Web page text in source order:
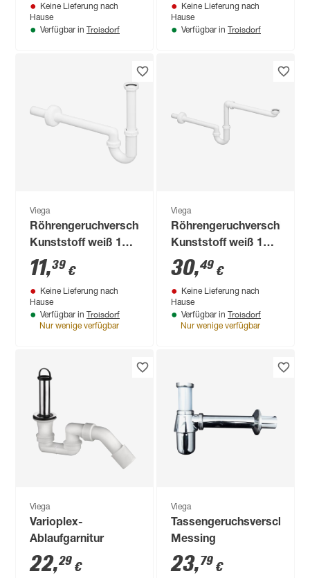
Keine Lieferung nach
Hause
Verfügbar in Troisdorf
Keine Lieferung nach
Hause
Verfügbar in Troisdorf
Viega
Röhrengeruchverschluss
Kunststoff weiß 1
1/4" Ø 32 mm
11,39 €
Keine Lieferung nach
Hause
Verfügbar in Troisdorf
Nur wenige verfügbar
Viega
Röhrengeruchverschluss
Kunststoff weiß 1
1/4" Ø 32 mm
30,49 €
Keine Lieferung nach
Hause
Verfügbar in Troisdorf
Nur wenige verfügbar
Viega
Varioplex-
Ablaufgarnitur
22,29 €
Viega
Tassengeruchsverschluss
Messing
23,79 €